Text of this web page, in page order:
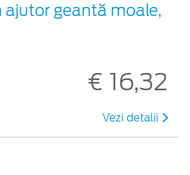
ajutor geantă moale,
€ 16,32
Vezi detalii